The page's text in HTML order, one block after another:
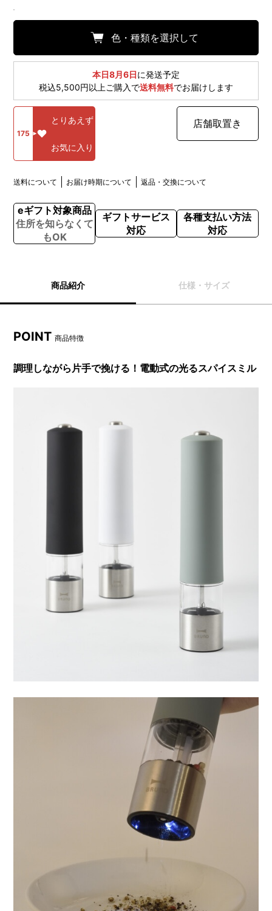
色・種類を選択して
本日8月6日に発送予定
税込5,500円以上ご購入で送料無料でお届けします
175
とりあえず
お気に入り
店舗取置き
送料について お届け時期について 返品・交換について
eギフト対象商品
住所を知らなくて
もOK
ギフトサービス
対応
各種支払い方法
対応
商品紹介 仕様・サイズ
POINT商品特徴
調理しながら片手で挽ける！電動式の光るスパイスミル